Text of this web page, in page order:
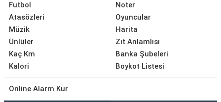
Futbol
Atasözleri
Müzik
Ünlüler
Kaç Km
Kalori
Noter
Oyuncular
Harita
Zıt Anlamlısı
Banka Şubeleri
Boykot Listesi
Online Alarm Kur